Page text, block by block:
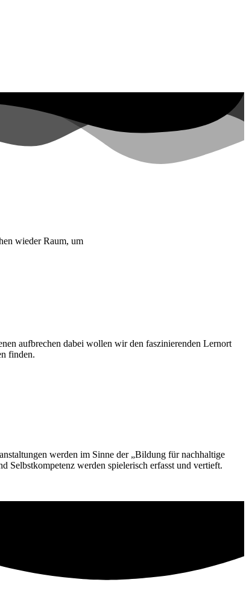
wieder Raum, um
aufbrechen dabei wollen wir den faszinierenden Lernort
finden.
werden im Sinne der „Bildung für nachhaltige
werden spielerisch erfasst und vertieft.